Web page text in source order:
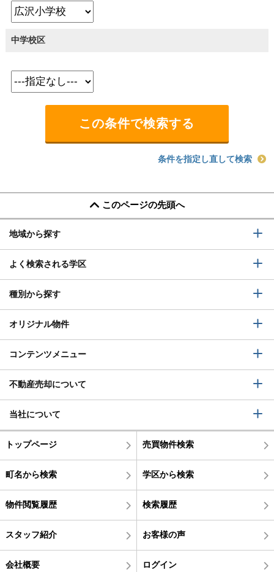
中学校区
条件を指定し直して検索
このページの先頭へ
地域から探す
よく検索される学区
種別から探す
オリジナル物件
コンテンツメニュー
不動産売却について
当社について
トップページ 売買物件検索
町名から検索 学区から検索
物件閲覧履歴 検索履歴
スタッフ紹介 お客様の声
会社概要 ログイン